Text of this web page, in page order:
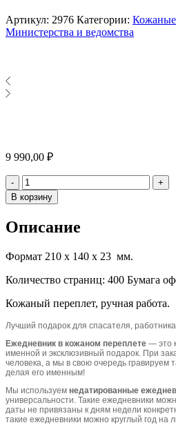
Артикул: 2976 Категории:
Министерства и ведомства
9 990,00 ₽
- Количество
+
В корзину
Описание
Формат 210 х 140 х 23 мм.
Количество страниц: 400 Бумага
Кожаный переплет, ручная работа.
Лучший подарок для спасателя,
Ежедневник в кожаном переплете — это
именной и эксклюзивный подарок. При
человека, а мы в свою очередь гравируем
делая его именным!
Мы используем недатированные
универсальности. Такие ежедневники
даты не привязаны к дням недели
такие ежедневники можно круглый год на